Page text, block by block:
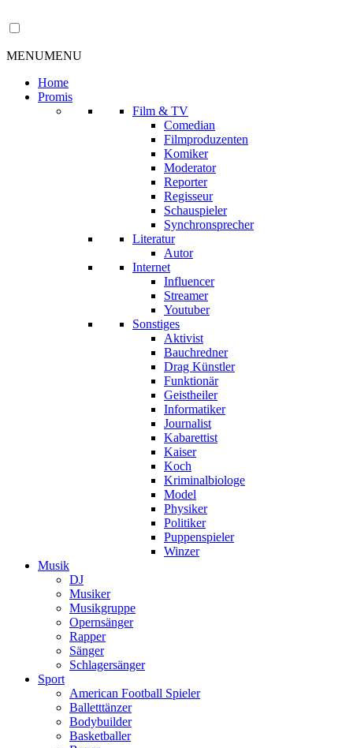
MENUMENU
Home
Promis
Film & TV
Comedian
Filmproduzenten
Komiker
Moderator
Reporter
Regisseur
Schauspieler
Synchronsprecher
Literatur
Autor
Internet
Influencer
Streamer
Youtuber
Sonstiges
Aktivist
Bauchredner
Drag Künstler
Funktionär
Geistheiler
Informatiker
Journalist
Kabarettist
Kaiser
Koch
Kriminalbiologe
Model
Physiker
Politiker
Puppenspieler
Winzer
Musik
DJ
Musiker
Musikgruppe
Opernsänger
Rapper
Sänger
Schlagersänger
Sport
American Football Spieler
Balletttänzer
Bodybuilder
Basketballer